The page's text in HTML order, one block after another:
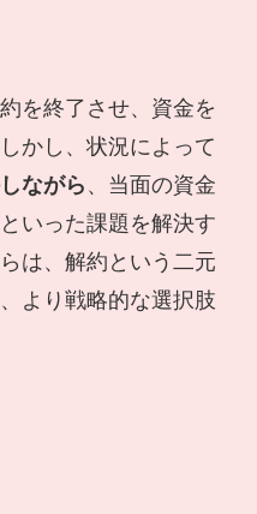
を終了させ、資金を
かし、状況によって
ながら 、当面の資金
いった課題を解決す
は、解約という二元
より戦略的な選択肢